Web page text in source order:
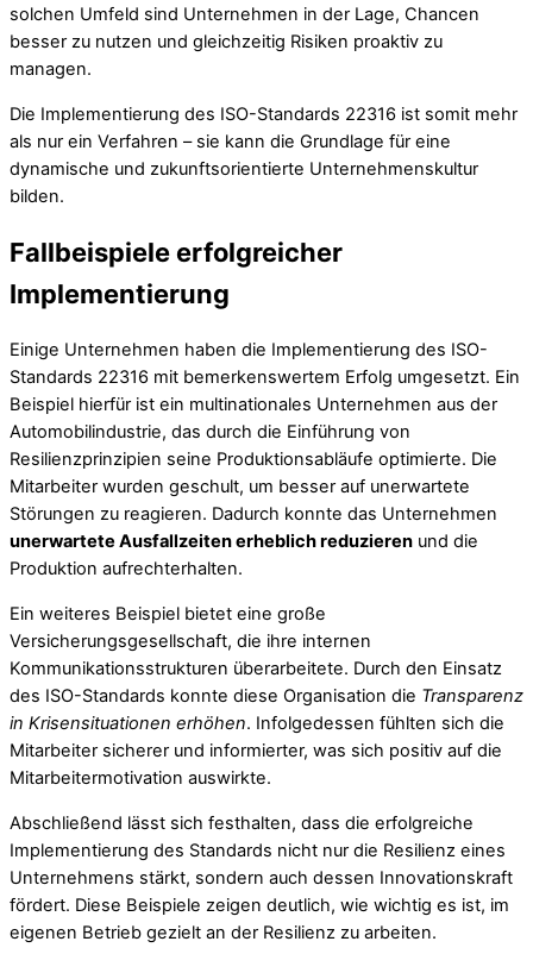
solchen Umfeld sind Unternehmen in der Lage, Chancen
besser zu nutzen und gleichzeitig Risiken proaktiv zu
managen.
Die Implementierung des ISO-Standards 22316 ist somit mehr
als nur ein Verfahren – sie kann die Grundlage für eine
dynamische und zukunftsorientierte Unternehmenskultur
bilden.
Fallbeispiele erfolgreicher
Implementierung
Einige Unternehmen haben die Implementierung des ISO-
Standards 22316 mit bemerkenswertem Erfolg umgesetzt. Ein
Beispiel hierfür ist ein multinationales Unternehmen aus der
Automobilindustrie, das durch die Einführung von
Resilienzprinzipien seine Produktionsabläufe optimierte. Die
Mitarbeiter wurden geschult, um besser auf unerwartete
Störungen zu reagieren. Dadurch konnte das Unternehmen
unerwartete Ausfallzeiten erheblich reduzieren und die
Produktion aufrechterhalten.
Ein weiteres Beispiel bietet eine große
Versicherungsgesellschaft, die ihre internen
Kommunikationsstrukturen überarbeitete. Durch den Einsatz
des ISO-Standards konnte diese Organisation die Transparenz
in Krisensituationen erhöhen. Infolgedessen fühlten sich die
Mitarbeiter sicherer und informierter, was sich positiv auf die
Mitarbeitermotivation auswirkte.
Abschließend lässt sich festhalten, dass die erfolgreiche
Implementierung des Standards nicht nur die Resilienz eines
Unternehmens stärkt, sondern auch dessen Innovationskraft
fördert. Diese Beispiele zeigen deutlich, wie wichtig es ist, im
eigenen Betrieb gezielt an der Resilienz zu arbeiten.